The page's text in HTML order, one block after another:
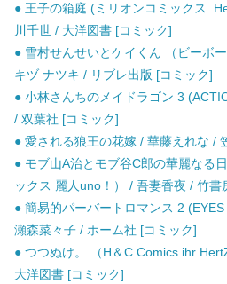
● 王子の箱庭 (ミリオンコミックス.
川千世 / 大洋図書 [コミック]
● 雪村せんせいとケイくん （ビーボ
キヅ ナツキ / リブレ出版 [コミック]
● 小林さんちのメイドラゴン 3
/ 双葉社 [コミック]
● 愛される狼王の花嫁 / 華藤えれな /
● モブ山A治とモブ谷C郎の華麗なる
ックス 麗人uno！） / 吾妻香夜 / 竹書
● 簡易的パーバートロマンス 2
瀬森菜々子 / ホーム社 [コミック]
● つつぬけ。 （H＆C Comics ihr
大洋図書 [コミック]